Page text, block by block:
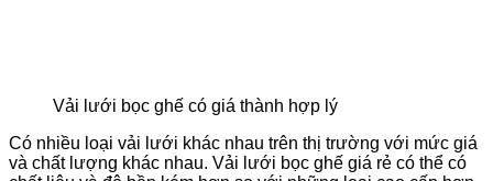
Vải lưới bọc ghế có giá thành hợp lý
Có nhiều loại vải lưới khác nhau trên thị trường với mức giá
và chất lượng khác nhau. Vải lưới bọc ghế giá rẻ có thể có